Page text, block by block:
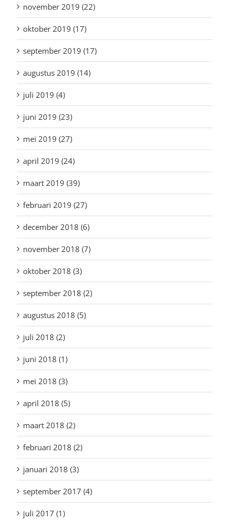
november 2019 (22)
oktober 2019 (17)
september 2019 (17)
augustus 2019 (14)
juli 2019 (4)
juni 2019 (23)
mei 2019 (27)
april 2019 (24)
maart 2019 (39)
februari 2019 (27)
december 2018 (6)
november 2018 (7)
oktober 2018 (3)
september 2018 (2)
augustus 2018 (5)
juli 2018 (2)
juni 2018 (1)
mei 2018 (3)
april 2018 (5)
maart 2018 (2)
februari 2018 (2)
januari 2018 (3)
september 2017 (4)
juli 2017 (1)